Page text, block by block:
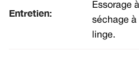
Entretien:
Essorage
séchage à
linge.